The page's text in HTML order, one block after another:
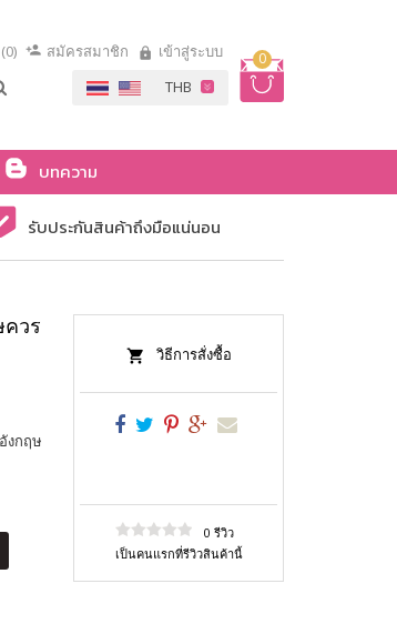
0
สมัครสมาชิก เข้าสู่ระบบ
บทความ
รับประกันสินค้าถึงมือแน่นอน
วร
งกฤษ
วิธีการสั่งซื้อ
0 รีวิว
เป็นคนแรกที่รีวิวสินค้านี้